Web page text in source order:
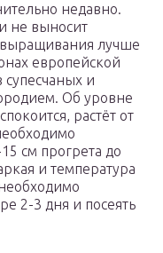
недавно.
не выносит
лучше
европейской
супесчаных и
Об уровне
растёт от
см прогрета до
и температура
2-3 дня и посеять